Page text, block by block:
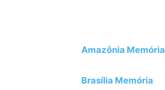
Amazônia Memória
Brasília Memória